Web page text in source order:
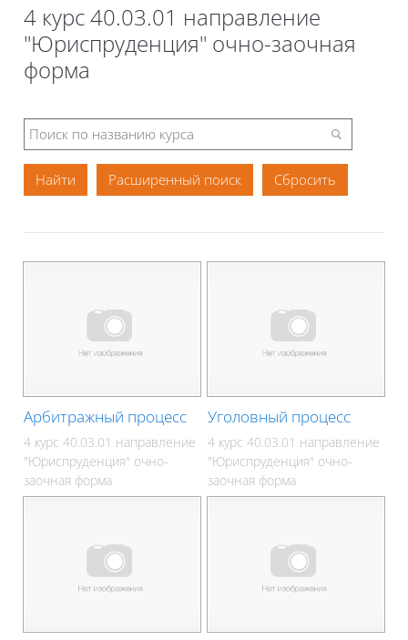
4 курс 40.03.01 направление
"Юриспруденция" очно-заочная
форма
Расширенный поиск
Арбитражный процесс
4 курс 40.03.01 направление
"Юриспруденция" очно-
заочная форма
Уголовный процесс
4 курс 40.03.01 направление
"Юриспруденция" очно-
заочная форма